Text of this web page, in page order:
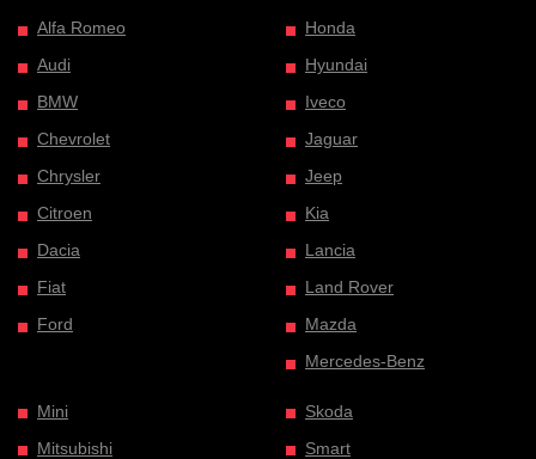
Alfa Romeo
Audi
BMW
Chevrolet
Chrysler
Citroen
Dacia
Fiat
Ford
Honda
Hyundai
Iveco
Jaguar
Jeep
Kia
Lancia
Land Rover
Mazda
Mercedes-Benz
Mini
Mitsubishi
Skoda
Smart